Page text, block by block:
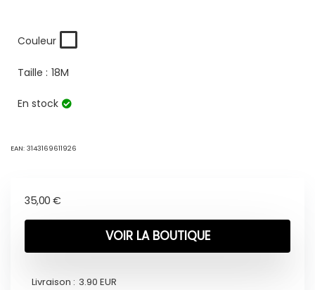
Couleur
Taille : 18M
En stock
EAN: 3143169611926
35,00 €
VOIR LA BOUTIQUE
Livraison : 3.90 EUR